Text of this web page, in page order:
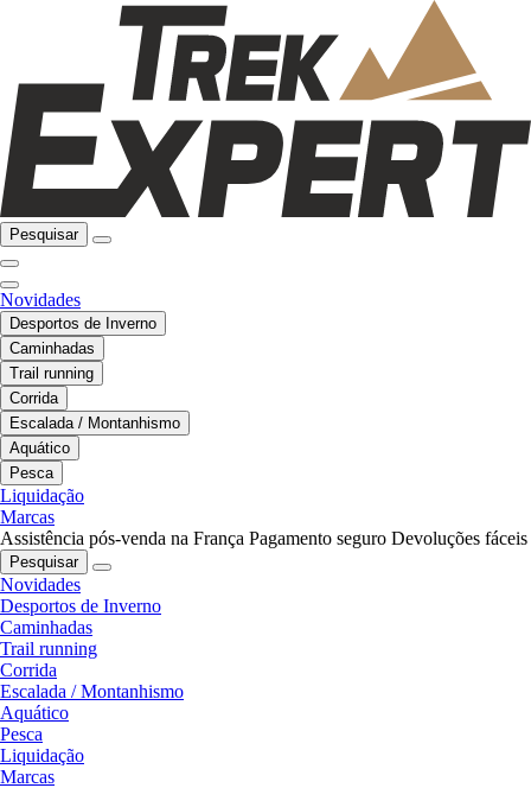
Pesquisar
Novidades
Desportos de Inverno
Caminhadas
Trail running
Corrida
Escalada / Montanhismo
Aquático
Pesca
Liquidação
Marcas
Assistência pós-venda na França Pagamento seguro Devoluções fáceis
Pesquisar
Novidades
Desportos de Inverno
Caminhadas
Trail running
Corrida
Escalada / Montanhismo
Aquático
Pesca
Liquidação
Marcas